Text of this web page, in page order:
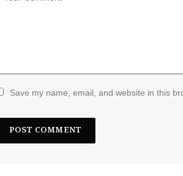
Save my name, email, and website in this